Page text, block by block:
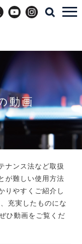
YouTubeInstagram
動画
ナンス法など取扱
が難しい使用方法
りやすくご紹介し
充実したものにな
ひ動画をご覧くだ